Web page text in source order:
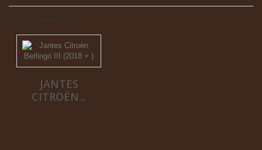
Sous-catégories
JANTES
CITROËN...